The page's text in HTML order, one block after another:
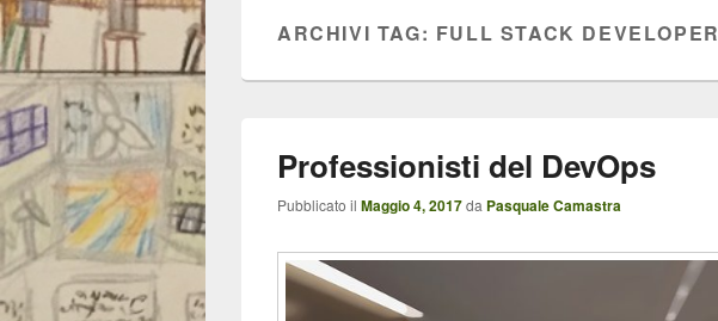
ARCHIVI TAG: FULL STACK DEVELOPER
Professionisti del DevOps
Pubblicato il Maggio 4, 2017da Pasquale Camastra